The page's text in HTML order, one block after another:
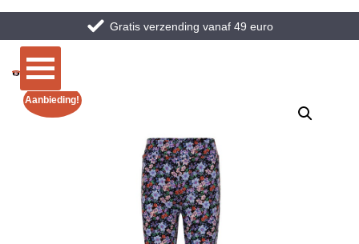
Gratis verzending vanaf 49 euro
Aanbieding!